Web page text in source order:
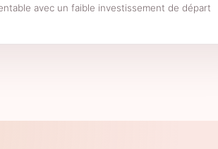
avec un faible investissement de départ